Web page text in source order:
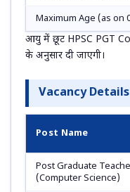
Maximum Age (as on
आयु में छूट HPSC PGT
के अनुसार दी जाएगी।
Vacancy Details
Post Name
Post Graduate
(Computer Science)